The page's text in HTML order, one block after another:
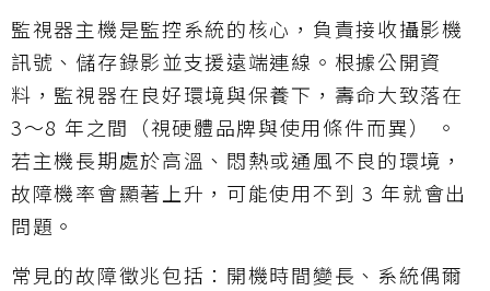
監視器主機是監控系統的核心，負責接收攝影機
訊號、儲存錄影並支援遠端連線。根據公開資
料，監視器在良好環境與保養下，壽命大致落在
3～8 年之間（視硬體品牌與使用條件而異） 。
若主機長期處於高溫、悶熱或通風不良的環境，
故障機率會顯著上升，可能使用不到 3 年就會出
問題。
常見的故障徵兆包括：開機時間變長、系統偶爾